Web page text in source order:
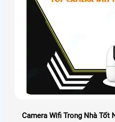
Camera Wifi Trong Nhà Tốt